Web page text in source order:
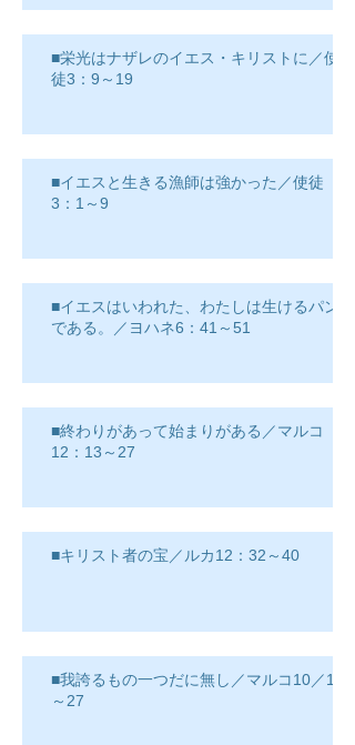
■栄光はナザレのイエス・キリストに／使
徒3：9～19
■イエスと生きる漁師は強かった／使徒
3：1～9
■イエスはいわれた、わたしは生けるパン
である。／ヨハネ6：41～51
■終わりがあって始まりがある／マルコ
12：13～27
■キリスト者の宝／ルカ12：32～40
■我誇るもの一つだに無し／マルコ10／17
～27